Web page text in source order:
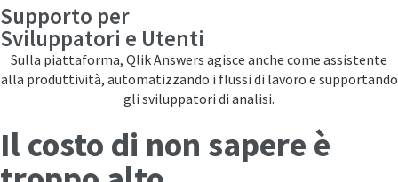
Supporto per
Sviluppatori e Utenti
Sulla piattaforma, Qlik Answers agisce anche come assistente
alla produttività, automatizzando i flussi di lavoro e supportando
gli sviluppatori di analisi.
Il costo di non sapere è